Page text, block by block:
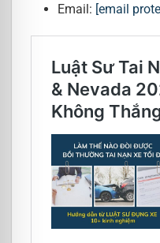
Email: [email